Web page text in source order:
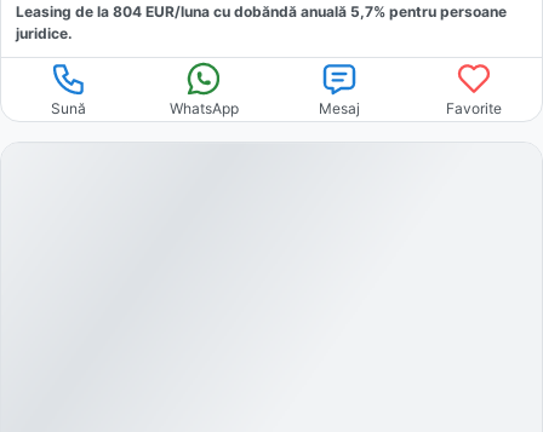
Leasing de la 804 EUR/luna cu dobăndă anuală 5,7% pentru persoane
juridice.
Sună WhatsApp Mesaj Favorite